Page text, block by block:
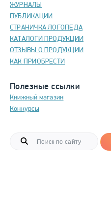
ЖУРНАЛЫ
ПУБЛИКАЦИИ
СТРАНИЧКА ЛОГОПЕДА
КАТАЛОГИ ПРОДУКЦИИ
ОТЗЫВЫ О ПРОДУКЦИИ
КАК ПРИОБРЕСТИ
Полезные ссылки
Книжный магазин
Конкурсы